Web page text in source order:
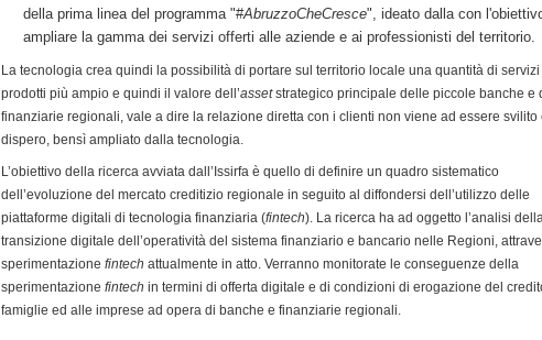
della prima linea del programma "#AbruzzoCheCresce", ideato dalla con
ampliare la gamma dei servizi offerti alle aziende e ai professionisti del territorio.
La tecnologia crea quindi la possibilità di portare sul territorio locale una quantità di servizi
prodotti più ampio e quindi il valore dell’assetstrategico principale delle piccole banche e
finanziarie regionali, vale a dire la relazione diretta con i clienti non viene ad essere svilito
dispero, bensì ampliato dalla tecnologia.
L’obiettivo della ricerca avviata dall’Issirfa è quello di definire un quadro sistematico
dell’evoluzione del mercato creditizio regionale in seguito al diffondersi dell’utilizzo delle
piattaforme digitali di tecnologia finanziaria (fintech). La ricerca ha ad oggetto l’analisi
transizione digitale dell’operatività del sistema finanziario e bancario nelle Regioni,
sperimentazionefintechattualmente in atto. Verranno monitorate le conseguenze della
sperimentazionefintechin termini di offerta digitale e di condizioni di erogazione del
famiglie ed alle imprese ad opera di banche e finanziarie regionali.